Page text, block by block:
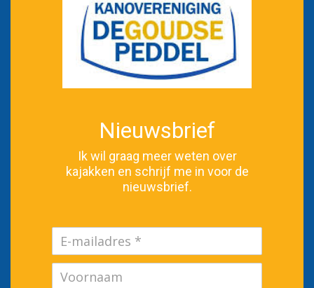
Nieuwsbrief
Ik wil graag meer weten over
kajakken en schrijf me in voor de
nieuwsbrief.